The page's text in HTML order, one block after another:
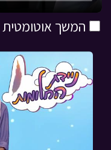
המשך אוטומטית